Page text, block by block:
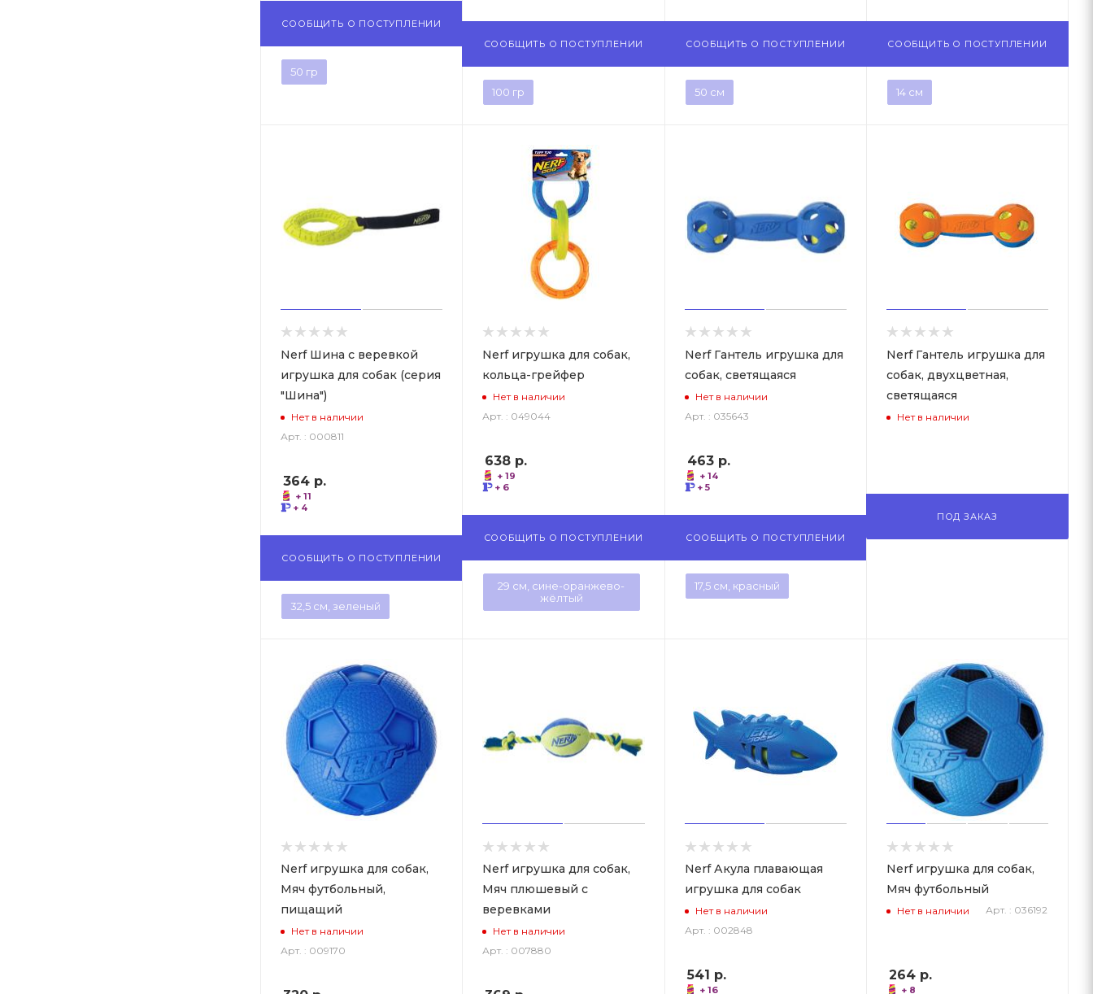
СООБЩИТЬ О ПОСТУПЛЕНИИ
50 гр
СООБЩИТЬ О ПОСТУПЛЕНИИ
100 гр
СООБЩИТЬ О ПОСТУПЛЕНИИ
50 см
СООБЩИТЬ О ПОСТУПЛЕНИИ
14 см
Nerf Шина с веревкой
игрушка для собак (серия
"Шина")
Нет в наличии
Арт. : 000811
364 р.
+ 11
+ 4
СООБЩИТЬ О ПОСТУПЛЕНИИ
32,5 см, зеленый
Nerf игрушка для собак,
кольца-грейфер
Нет в наличии
Арт. : 049044
638 р.
+ 19
+ 6
СООБЩИТЬ О ПОСТУПЛЕНИИ
29 см, сине-оранжево-
жёлтый
Nerf Гантель игрушка для
собак, светящаяся
Нет в наличии
Арт. : 035643
463р.
+ 14
+ 5
СООБЩИТЬ О ПОСТУПЛЕНИИ
17,5 см, красный
Nerf Гантель игрушка для
собак, двухцветная,
светящаяся
Нет в наличии
ПОД ЗАКАЗ
Nerf игрушка для собак,
Мяч футбольный,
пищащий
Нет в наличии
Арт. : 009170
Nerf игрушка для собак,
Мяч плюшевый с
веревками
Нет в наличии
Арт. : 007880
Nerf Акула плавающая
игрушка для собак
Нет в наличии
Арт. : 002848
541 р.
+ 16
Nerf игрушка для собак,
Мяч футбольный
Нет в наличии Арт. : 036192
264р.
+ 8